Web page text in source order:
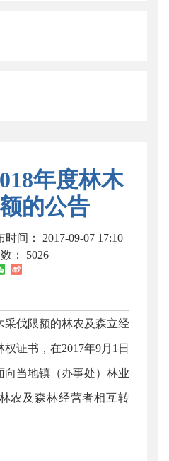
年度林木
的公告
时间： 2017-09-07 17:10
： 5026
采伐限额的林农及森立经
证书，在2017年9月1日
向当地镇（办事处）林业
农及森林经营者相互转